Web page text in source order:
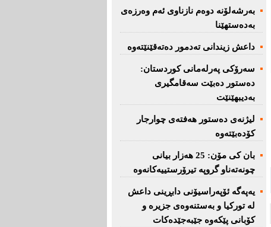
به‌رشه‌لۆنه‌ دوه‌م نازناوی ئه‌م وه‌رزه‌ی
به‌ده‌ستهێنا
داعش زیندانی تەدمور دەتەقێنێتەوە
سەرۆكی پەرلەمانی كوردستان:
دەستور دەبێت سەقامگیری
بەدیبهێنێت
لیژنەی دەستور هەفتەی چوارجار
كۆدەبێتەوە
بان كی مۆن: 25 هەزار بیانی
چونەتەناو گروپە تیرۆرستییەكانەوە
یەپەگە ئۆپەراسیۆنی دابڕینی داعش
لە تورکیا و بەستنەوەی جزیرە و
کۆبانی پێکەوە جێبەجێدەکات